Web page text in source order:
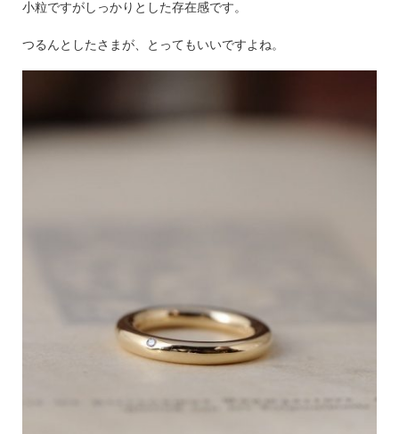
小粒ですがしっかりとした存在感です。
つるんとしたさまが、とってもいいですよね。